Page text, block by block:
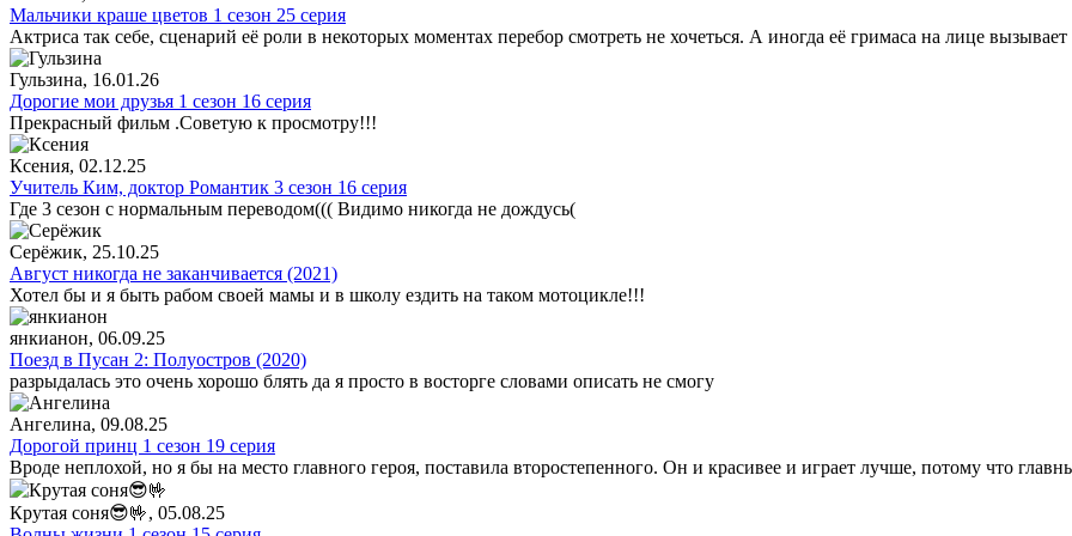
Мальчики краше цветов 1 сезон 25 серия
Актриса так себе, сценарий её роли в некоторых моментах перебор смотреть не хочеться. А иногда её гримаса на лице вызывает
Гульзина, 16.01.26
Дорогие мои друзья 1 сезон 16 серия
Прекрасный фильм .Советую к просмотру!!!
Ксения, 02.12.25
Учитель Ким, доктор Романтик 3 сезон 16 серия
Где 3 сезон с нормальным переводом((( Видимо никогда не дождусь(
Серёжик, 25.10.25
Август никогда не заканчивается (2021)
Хотел бы и я быть рабом своей мамы и в школу ездить на таком мотоцикле!!!
янкианон, 06.09.25
Поезд в Пусан 2: Полуостров (2020)
разрыдалась это очень хорошо блять да я просто в восторге словами описать не смогу
Ангелина, 09.08.25
Дорогой принц 1 сезон 19 серия
Вроде неплохой, но я бы на место главного героя, поставила второстепенного. Он и красивее и играет лучше, потому что
Крутая соня😎🤟, 05.08.25